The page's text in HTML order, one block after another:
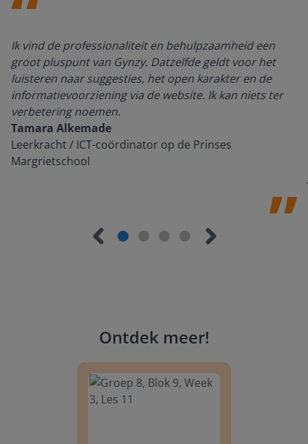
Ik vind de professionaliteit en behulpzaamheid een
groot pluspunt van Gynzy. Datzelfde geldt voor het
luisteren naar suggesties, het open karakter en de
informatievoorziening via de website. Ik kan niets ter
verbetering noemen.
Tamara Alkemade
Leerkracht / ICT-coördinator op de Prinses
Margrietschool
Ontdek meer!